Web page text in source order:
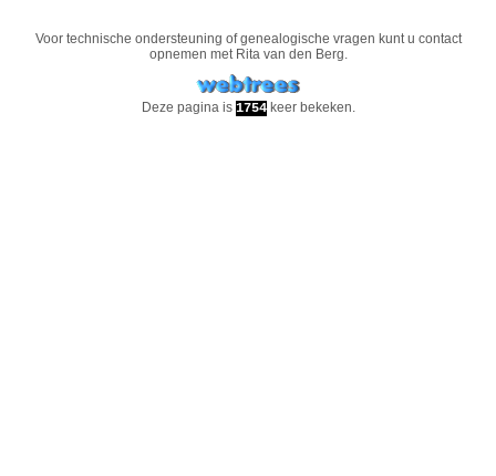
Voor technische ondersteuning of genealogische vragen kunt u contact
opnemen met Rita van den Berg.
Deze pagina is 1754keer bekeken.